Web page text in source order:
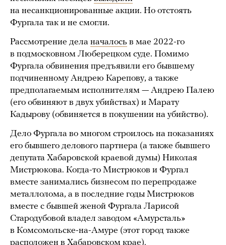
на несанкционированные акции. Но отстоять
Фургала так и не смогли.
Рассмотрение дела началось в мае 2022-го
в подмосковном Люберецком суде. Помимо
Фургала обвинения предъявили его бывшему
подчиненному Андрею Карепову, а также
предполагаемым исполнителям — Андрею Палею
(его обвиняют в двух убийствах) и Марату
Кадырову (обвиняется в покушении на убийство).
Дело Фургала во многом строилось на показаниях
его бывшего делового партнера (а также бывшего
депутата Хабаровской краевой думы) Николая
Мистрюкова. Когда-то Мистрюков и Фургал
вместе занимались бизнесом по перепродаже
металлолома, а в последние годы Мистрюков
вместе с бывшей женой Фургала Ларисой
Стародубовой владел заводом «Амурсталь»
в Комсомольске-на-Амуре (этот город также
расположен в Хабаровском крае).